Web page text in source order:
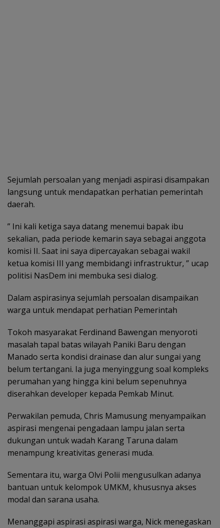
Sejumlah persoalan yang menjadi aspirasi disampakan
langsung untuk mendapatkan perhatian pemerintah
daerah.
” Ini kali ketiga saya datang menemui bapak ibu
sekalian, pada periode kemarin saya sebagai anggota
komisi II. Saat ini saya dipercayakan sebagai wakil
ketua komisi III yang membidangi infrastruktur, ” ucap
politisi NasDem ini membuka sesi dialog.
Dalam aspirasinya sejumlah persoalan disampaikan
warga untuk mendapat perhatian Pemerintah
Tokoh masyarakat Ferdinand Bawengan menyoroti
masalah tapal batas wilayah Paniki Baru dengan
Manado serta kondisi drainase dan alur sungai yang
belum tertangani. Ia juga menyinggung soal kompleks
perumahan yang hingga kini belum sepenuhnya
diserahkan developer kepada Pemkab Minut.
Perwakilan pemuda, Chris Mamusung menyampaikan
aspirasi mengenai pengadaan lampu jalan serta
dukungan untuk wadah Karang Taruna dalam
menampung kreativitas generasi muda.
Sementara itu, warga Olvi Polii mengusulkan adanya
bantuan untuk kelompok UMKM, khususnya akses
modal dan sarana usaha.
Menanggapi aspirasi aspirasi warga, Nick menegaskan